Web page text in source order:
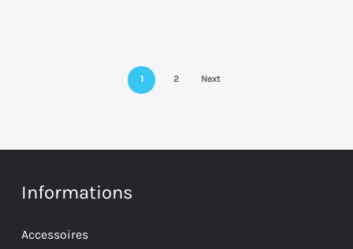
1 2 Next
Informations
Accessoires